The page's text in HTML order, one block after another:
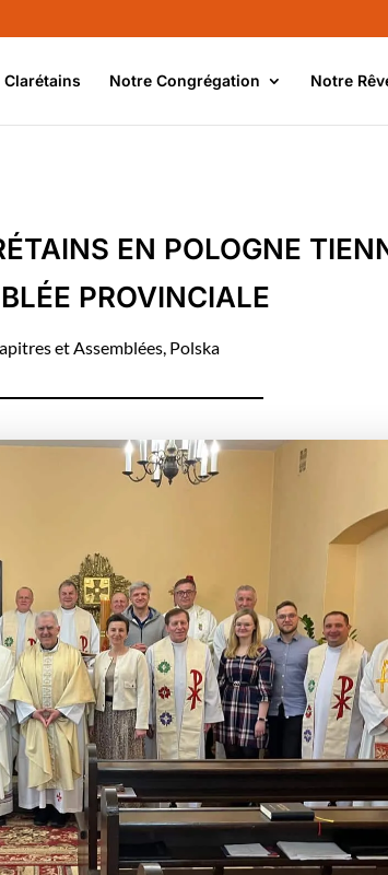
Clarétains Notre Congrégation Notre
EN POLOGNE
PROVINCIALE
et Assemblées, Polska